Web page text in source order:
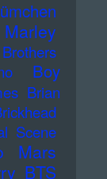
Boy
Brian
Scene
Mars
BTS